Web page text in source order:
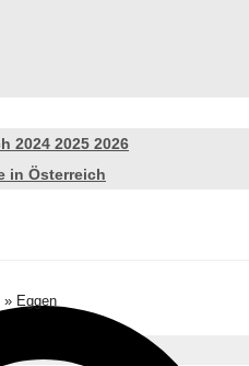
2024 2025 2026
in Österreich
» Eggen